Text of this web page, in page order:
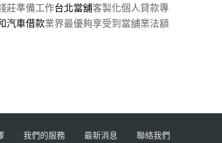
莊準備工作台北當舖客製化個人貸款專
汽車借款業界最優夠享受到當舖業法額
我們的服務 最新消息 聯絡我們